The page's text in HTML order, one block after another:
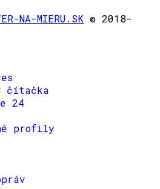
NA-MIERU.SK © 2018-
čítačka
24
profily